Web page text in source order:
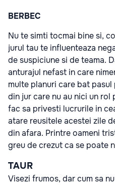
BERBEC
Nu te simti tocmai bine si,
jurul tau te influenteaza
de suspiciune si de teama.
anturajul nefast in care
multe planuri care bat
din jur care nu au nici un
fac sa privesti lucrurile in
atare reusitele acestei zile
din afara. Printre oameni
greu de crezut ca se poate
TAUR
Visezi frumos, dar cum sa